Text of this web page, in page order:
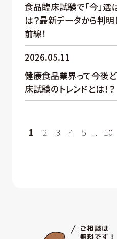
食品臨床試験で「今」選
は？最新データから判明
前線！
2026.05.11
健康食品業界って今後
床試験のトレンドとは！？
1 2 3 4 5 ... 10